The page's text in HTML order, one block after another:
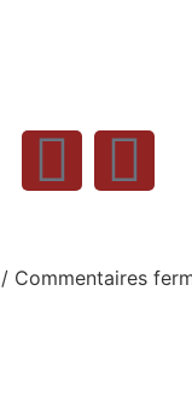
/ Commentaires